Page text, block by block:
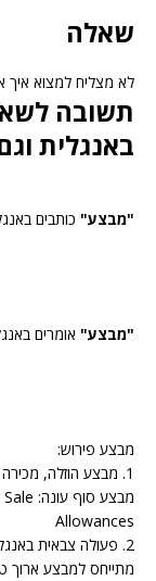
שאלה
לא מצליח למצוא איך
תשובה
באנגלית
"מבצע" כותבים
"מבצע" אומרים
מבצע פירוש:
Allowances
מתייחס למבצע ארוך